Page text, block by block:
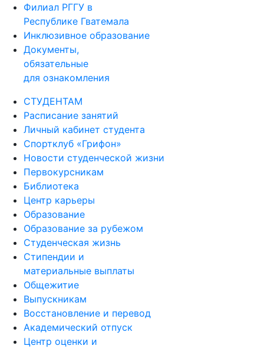
Филиал РГГУ в
Республике Гватемала
Инклюзивное образование
Документы,
обязательные
для ознакомления
СТУДЕНТАМ
Расписание занятий
Личный кабинет студента
Спортклуб «Грифон»
Новости студенческой жизни
Первокурсникам
Библиотека
Центр карьеры
Образование
Образование за рубежом
Студенческая жизнь
Стипендии и
материальные выплаты
Общежитие
Выпускникам
Восстановление и перевод
Академический отпуск
Центр оценки и